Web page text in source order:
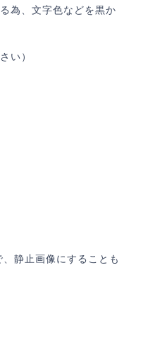
為、文字色などを黒か
い）
静止画像にすることも
パック ( Contents Pack )